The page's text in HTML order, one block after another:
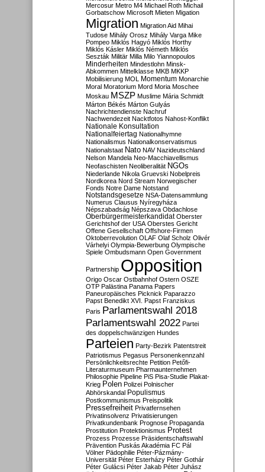
Mercosur Metro M4 Michael Roth Michail
Gorbatschow Microsoft Mieten Migation
Migration Migration Aid Mihai
Tudose Mihály Orosz Mihály Varga Mike
Pompeo Miklós Hagyó Miklós Horthy
Miklós Kásler Miklós Németh Miklós
Seszták Militär Milla Milo Yiannopoulos
Minderheiten Mindestlohn Minsk-
Abkommen Mittelklasse MKB MKKP
Mobilisierung MOL Momentum Monarchie
Moral Moratorium Mord Moria Moschee
Moskau MSZP Muslime Mária Schmidt
Márton Békés Márton Gulyás
Nachrichtendienste Nachruf
Nachwendezeit Nacktfotos Nahost-Konflikt
Nationale Konsultation
Nationalfeiertag Nationalhymne
Nationalismus Nationalkonservatismus
Nationalstaat Nato NAV Nazideutschland
Nelson Mandela Neo-Macchiavellismus
Neofaschisten Neoliberalität NGOs
Niederlande Nikola Gruevski Nobelpreis
Nordkorea Nord Stream Norwegischer
Fonds Notre Dame Notstand
Notstandsgesetze NSA-Datensammlung
Numerus Clausus Nyíregyháza
Népszabadság Népszava Obdachlose
Oberbürgermeisterkandidat Oberster
Gerichtshof der USA Oberstes Gericht
Offene Gesellschaft Offshore-Firmen
Oktoberrevolution OLAF Olaf Scholz Olivér
Várhelyi Olympia-Bewerbung Olympische
Spiele Ombudsmann Open Government
Partnership Opposition
Origo Oscar Ostbahnhof Ostern OSZE
OTP Palästina Panama Papers
Paneuropäisches Picknick Paparazzo
Papst Benedikt XVI. Papst Franziskus
Paris Parlamentswahl 2018
Parlamentswahl 2022 Partei
des doppelschwänzigen Hundes
Parteien Party-Bezirk Patentstreit
Patriotismus Pegasus Personenkennzahl
Persönlichkeitsrechte Petition Petőfi-
Literaturmuseum Pharmaunternehmen
Philosophie Pipeline PiS Pisa-Studie Plakat-
Krieg Polen Polizei Polnischer
Abhörskandal Populismus
Postkommunismus Preispolitik
Pressefreiheit Privatfernsehen
Privatinsolvenz Privatisierungen
Privatkundenbank Prognose Propaganda
Prostitution Protektionismus Protest
Prozess Prozesse Präsidentschaftswahl
Prävention Puskás Akadémia FC Pál
Völner Pädophilie Péter-Pázmány-
Universität Péter Esterházy Péter Gothár
Péter Gulácsi Péter Jakab Péter Juhász